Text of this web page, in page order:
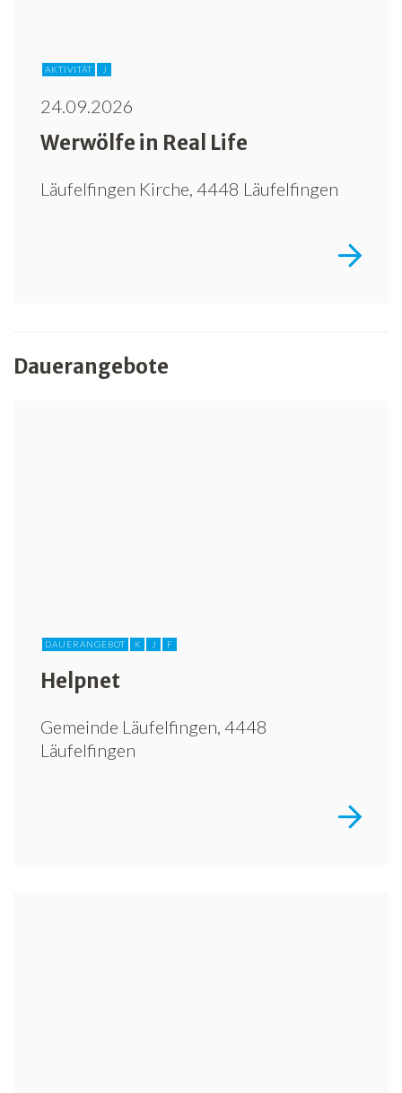
AKTIVITÄT J
24.09.2026
Werwölfe in Real Life
Läufelfingen Kirche, 4448 Läufelfingen
Dauerangebote
DAUERANGEBOT K J F
Helpnet
Gemeinde Läufelfingen, 4448
Läufelfingen